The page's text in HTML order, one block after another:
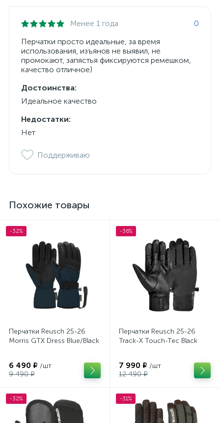
Менее 1 года
0
Перчатки просто идеальные, за время
использования, изъянов не выявил, не
промокают, запястья фиксируются ремешком,
качество отличное)
Достоинства:
Идеальное качество
Недостатки:
Нет
Поддерживаю
Похожие товары
-32%
Перчатки Reusch 25-26
Morris GTX Dress Blue/Black
6 490 ₽ /шт
9 490 ₽
-36%
Перчатки Reusch 25-26
Track-X Touch-Tec Black
7 990 ₽ /шт
12 490 ₽
-32% -31%